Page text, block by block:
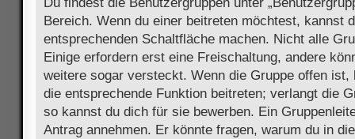
Du findest die Benutzergruppen unter
Bereich. Wenn du einer beitreten möchtest, kannst
entsprechenden Schaltfläche machen. Nicht alle
Einige erfordern erst eine Freischaltung, andere
weitere sogar versteckt. Wenn die Gruppe offen
die entsprechende Funktion beitreten; verlangt die
so kannst du dich für sie bewerben. Ein
Antrag annehmen. Er könnte fragen, warum du in